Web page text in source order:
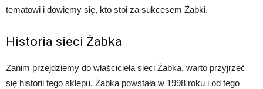
tematowi i dowiemy się, kto stoi za sukcesem Żabki.
Historia sieci Żabka
Zanim przejdziemy do właściciela sieci Żabka, warto przyjrzeć
się historii tego sklepu. Żabka powstała w 1998 roku i od tego